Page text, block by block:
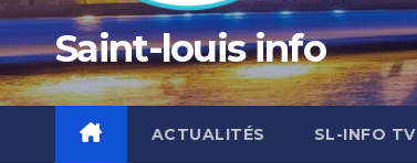
Saint-louis info
ACTUALITÉS SL-INFO TV